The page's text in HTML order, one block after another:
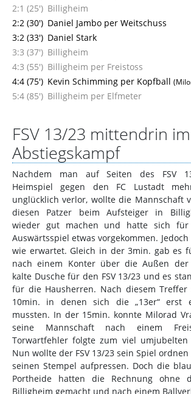
2:1 (25') Billigheim
2:2 (30') Daniel Jambo per Weitschuss
3:2 (33') Daniel Stark
3:3 (37') Billigheim
4:3 (55') Billigheim per Freistoss
4:4 (75') Kevin Schimming per Kopfball
5:4 (85') Billigheim per Elfmeter
FSV 13/23 mittendrin im
Abstiegskampf
Nachdem man auf Seiten des FSV
Heimspiel gegen den FC Lustadt
unglücklich verlor, wollte die Mannschaft
diesen Patzer beim Aufsteiger in
wieder gut machen und hatte sich für
Auswärtsspiel etwas vorgekommen.
wie erwartet. Gleich in der 3min. gab es
nach einem Konter über die Außen
kalte Dusche für den FSV 13/23 und es
für die Hausherren. Nach diesem Treffer
10min. in denen sich die „13er“ erst
mussten. In der 15min. konnte Milorad
seine Mannschaft nach einem
Torwartfehler folgte zum viel umjubelten
Nun wollte der FSV 13/23 sein Spiel
seinen Stempel aufpressen. Doch die
Portheide hatten die Rechnung ohne
Billigheim gemacht und nach einem